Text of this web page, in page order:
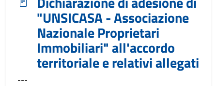
"UNSICASA - Associazione
Nazionale Proprietari
Immobiliari" all'accordo
territoriale e relativi allegati
---